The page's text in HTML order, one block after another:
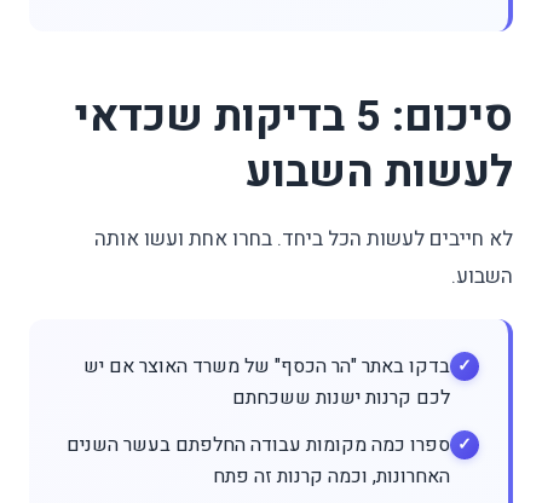
סיכום: 5 בדיקות שכדאי
לעשות השבוע
לא חייבים לעשות הכל ביחד. בחרו אחת ועשו אותה
השבוע.
בדקו באתר "הר הכסף" של משרד האוצר אם יש
לכם קרנות ישנות ששכחתם
ספרו כמה מקומות עבודה החלפתם בעשר השנים
האחרונות, וכמה קרנות זה פתח